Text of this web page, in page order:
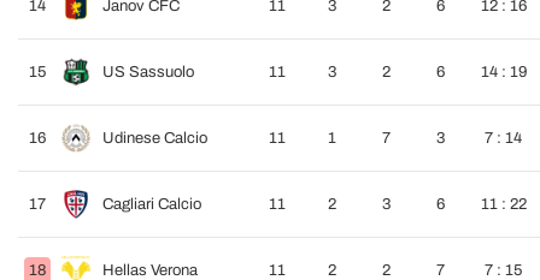
14 Janov CFC 11 3 2 6 12 : 16
15 US Sassuolo 11 3 2 6 14 : 19
16 Udinese Calcio 11 1 7 3 7 : 14
17 Cagliari Calcio 11 2 3 6 11 : 22
18 Hellas Verona 11 2 2 7 7 : 15